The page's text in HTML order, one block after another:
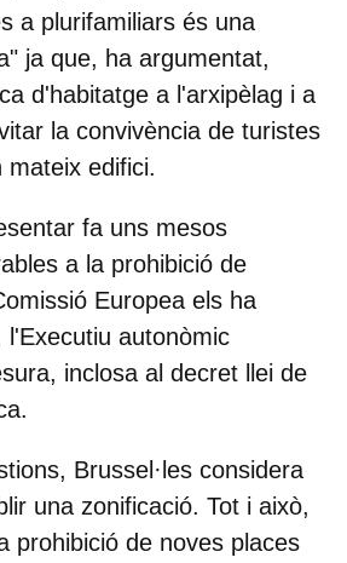
a plurifamiliars és una
ja que, ha argumentat,
d'habitatge a l'arxipèlag i a
la convivència de turistes
mateix edifici.
fa uns mesos
a la prohibició de
Europea els ha
l'Executiu autonòmic
inclosa al decret llei de
Brussel·les considera
una zonificació. Tot i això,
prohibició de noves places